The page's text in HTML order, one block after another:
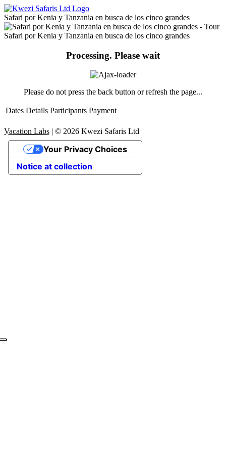
Safari por Kenia y Tanzania en busca de los cinco grandes
Safari por Kenia y Tanzania en busca de los cinco grandes
Processing. Please wait
Please do not press the back button or refresh the page...
Dates Details Participants Payment
Vacation Labs | © 2026 Kwezi Safaris Ltd
Notice at collection
Your Privacy Choices